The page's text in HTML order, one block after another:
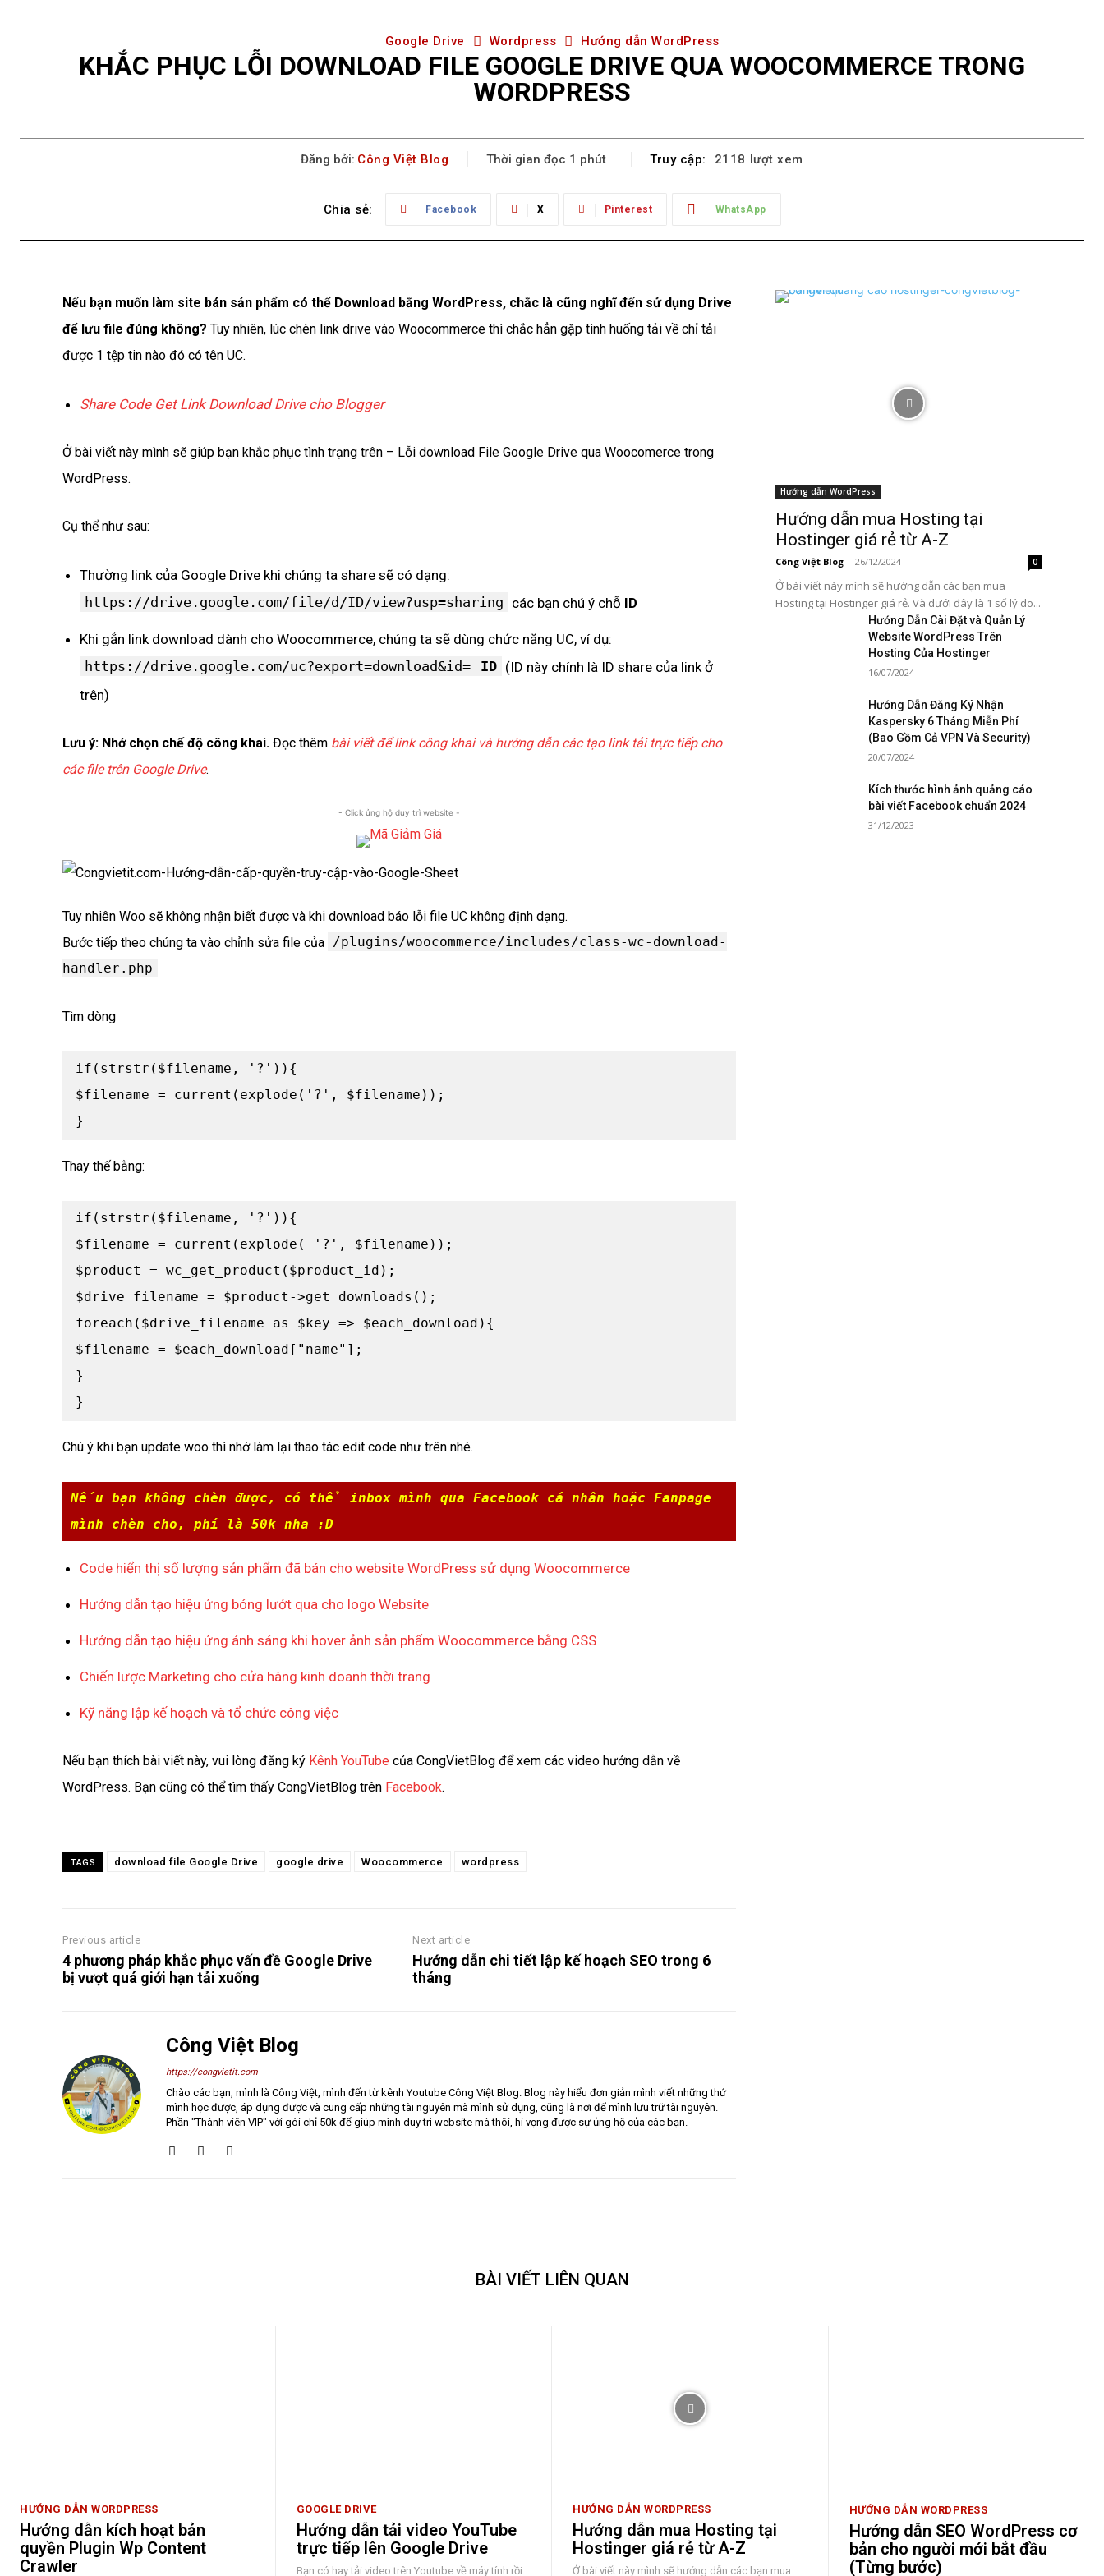
Google Drive Wordpress Hướng dẫn WordPress
KHẮC PHỤC LỖI DOWNLOAD FILE GOOGLE DRIVE QUA WOOCOMMERCE TRONG
WORDPRESS
Đăng bởi: Công Việt Blog Thời gian đọc 1 phút Truy cập: 2118 lượt xem
Chia sẻ: Facebook X Pinterest WhatsApp
Nếu bạn muốn làm site bán sản phẩm có thể Download bằng WordPress, chắc là cũng nghĩ đến sử dụng Drive
để lưu file đúng không? Tuy nhiên, lúc chèn link drive vào Woocommerce thì chắc hẳn gặp tình huống tải về chỉ tải
được 1 tệp tin nào đó có tên UC.
Share Code Get Link Download Drive cho Blogger
Ở bài viết này mình sẽ giúp bạn khắc phục tình trạng trên – Lỗi download File Google Drive qua Woocomerce trong
WordPress.
Cụ thể như sau:
Thường link của Google Drive khi chúng ta share sẽ có dạng:
https://drive.google.com/file/d/ID/view?usp=sharing các bạn chú ý chỗ ID
Khi gắn link download dành cho Woocommerce, chúng ta sẽ dùng chức năng UC, ví dụ:
https://drive.google.com/uc?export=download&id=
ID (ID này chính là ID share của link ở
trên)
Lưu ý: Nhớ chọn chế độ công khai. Đọc thêm bài viết để link công khai và hướng dẫn các tạo link tải trực tiếp cho
các file trên Google Drive.
- Click ủng hộ duy trì website -
Tuy nhiên Woo sẽ không nhận biết được và khi download báo lỗi file UC không định dạng.
Bước tiếp theo chúng ta vào chỉnh sửa file của /plugins/woocommerce/includes/class-wc-download-
handler.php
Tìm dòng
if(strstr($filename, '?')){
$filename = current(explode('?', $filename));
}
Thay thế bằng:
if(strstr($filename, '?')){
$filename = current(explode( '?', $filename));
$product = wc_get_product($product_id);
$drive_filename = $product->get_downloads();
foreach($drive_filename as $key => $each_download){
$filename = $each_download["name"];
}
}
Chú ý khi bạn update woo thì nhớ làm lại thao tác edit code như trên nhé.
Nếu bạn không chèn được, có thể inbox mình qua Facebook cá nhân hoặc Fanpage
mình chèn cho, phí là 50k nha :D
Code hiển thị số lượng sản phẩm đã bán cho website WordPress sử dụng Woocommerce
Hướng dẫn tạo hiệu ứng bóng lướt qua cho logo Website
Hướng dẫn tạo hiệu ứng ánh sáng khi hover ảnh sản phẩm Woocommerce bằng CSS
Chiến lược Marketing cho cửa hàng kinh doanh thời trang
Kỹ năng lập kế hoạch và tổ chức công việc
Nếu bạn thích bài viết này, vui lòng đăng ký Kênh YouTube của CongVietBlog để xem các video hướng dẫn về
WordPress. Bạn cũng có thể tìm thấy CongVietBlog trên Facebook.
TAGS download file Google Drive google drive Woocommerce wordpress
Previous article
4 phương pháp khắc phục vấn đề Google Drive
bị vượt quá giới hạn tải xuống
Next article
Hướng dẫn chi tiết lập kế hoạch SEO trong 6
tháng
Công Việt Blog
https://congvietit.com
Chào các bạn, mình là Công Việt, mình đến từ kênh Youtube Công Việt Blog. Blog này hiểu đơn giản mình viết những thứ
mình học được, áp dụng được và cung cấp những tài nguyên mà mình sử dụng, cũng là nơi để mình lưu trữ tài nguyên.
Phần "Thành viên VIP" với gói chỉ 50k để giúp mình duy trì website mà thôi, hi vọng được sự ủng hộ của các bạn.
Hướng dẫn WordPress
Hướng dẫn mua Hosting tại
Hostinger giá rẻ từ A-Z
Công Việt Blog - 26/12/2024 0
Ở bài viết này mình sẽ hướng dẫn các bạn mua
Hosting tại Hostinger giá rẻ. Và dưới đây là 1 số lý do...
Hướng Dẫn Cài Đặt và Quản Lý
Website WordPress Trên
Hosting Của Hostinger
16/07/2024
Hướng Dẫn Đăng Ký Nhận
Kaspersky 6 Tháng Miễn Phí
(Bao Gồm Cả VPN Và Security)
20/07/2024
Kích thước hình ảnh quảng cáo
bài viết Facebook chuẩn 2024
31/12/2023
BÀI VIẾT LIÊN QUAN
HƯỚNG DẪN WORDPRESS
Hướng dẫn kích hoạt bản
quyền Plugin Wp Content
Crawler
GOOGLE DRIVE
Hướng dẫn tải video YouTube
trực tiếp lên Google Drive
Bạn có hay tải video trên Youtube về máy tính rồi
HƯỚNG DẪN WORDPRESS
Hướng dẫn mua Hosting tại
Hostinger giá rẻ từ A-Z
Ở bài viết này mình sẽ hướng dẫn các bạn mua
HƯỚNG DẪN WORDPRESS
Hướng dẫn SEO WordPress cơ
bản cho người mới bắt đầu
(Từng bước)